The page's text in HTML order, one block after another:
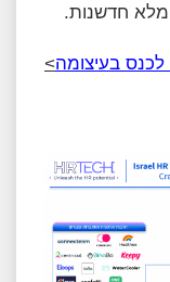
חדשנות.
בעיצומה>